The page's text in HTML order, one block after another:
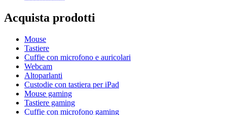
Acquista prodotti
Mouse
Tastiere
Cuffie con microfono e auricolari
Webcam
Altoparlanti
Custodie con tastiera per iPad
Mouse gaming
Tastiere gaming
Cuffie con microfono gaming